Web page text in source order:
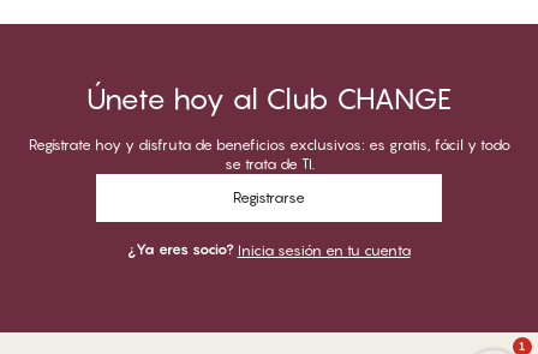
Únete hoy al Club CHANGE
Regístrate hoy y disfruta de beneficios exclusivos: es gratis, fácil y todo
se trata de TI.
Registrarse
¿Ya eres socio? Inicia sesión en tu cuenta
1